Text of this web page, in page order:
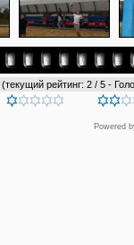
(текущий рейтинг: 2 / 5 -
Powered